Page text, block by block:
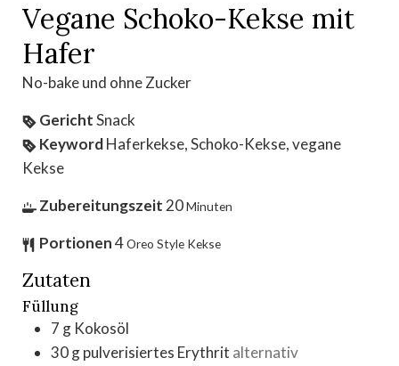
Vegane Schoko-Kekse mit
Hafer
No-bake und ohne Zucker
GerichtSnack
KeywordHaferkekse, Schoko-Kekse, vegane
Kekse
Zubereitungszeit20Minuten
Portionen4Oreo Style Kekse
Zutaten
Füllung
7 g Kokosöl
30gpulverisiertes Erythrit alternativ